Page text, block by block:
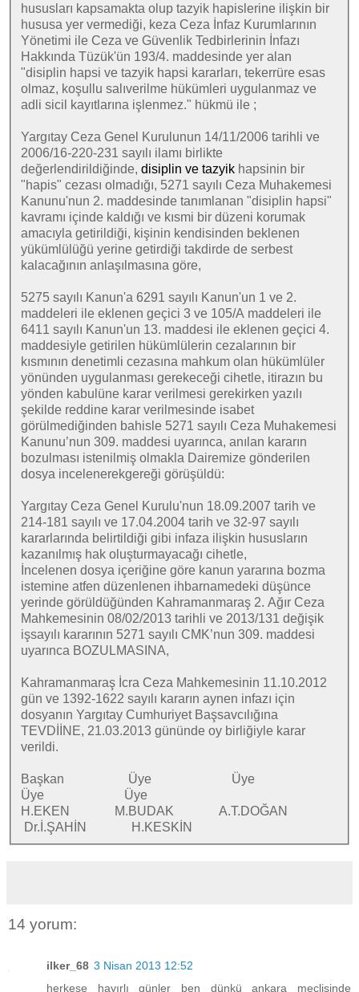
hususları kapsamakta olup tazyik hapislerine ilişkin bir
hususa yer vermediği, keza Ceza İnfaz Kurumlarının
Yönetimi ile Ceza ve Güvenlik Tedbirlerinin İnfazı
Hakkında Tüzük'ün 193/4. maddesinde yer alan
"disiplin hapsi ve tazyik hapsi kararları, tekerrüre esas
olmaz, koşullu salıverilme hükümleri uygulanmaz ve
adli sicil kayıtlarına işlenmez." hükmü ile ;
Yargıtay Ceza Genel Kurulunun 14/11/2006 tarihli ve
2006/16-220-231 sayılı ilamı birlikte
değerlendirildiğinde, disiplin ve tazyik hapsinin bir
"hapis" cezası olmadığı, 5271 sayılı Ceza Muhakemesi
Kanunu'nun 2. maddesinde tanımlanan "disiplin hapsi"
kavramı içinde kaldığı ve kısmi bir düzeni korumak
amacıyla getirildiği, kişinin kendisinden beklenen
yükümlülüğü yerine getirdiği takdirde de serbest
kalacağının anlaşılmasına göre,
5275 sayılı Kanun'a 6291 sayılı Kanun'un 1 ve 2.
maddeleri ile eklenen geçici 3 ve 105/A maddeleri ile
6411 sayılı Kanun'un 13. maddesi ile eklenen geçici 4.
maddesiyle getirilen hükümlülerin cezalarının bir
kısmının denetimli cezasına mahkum olan hükümlüler
yönünden uygulanması gerekeceği cihetle, itirazın bu
yönden kabulüne karar verilmesi gerekirken yazılı
şekilde reddine karar verilmesinde isabet
görülmediğinden bahisle 5271 sayılı Ceza Muhakemesi
Kanunu’nun 309. maddesi uyarınca, anılan kararın
bozulması istenilmiş olmakla Dairemize gönderilen
dosya incelenerekgereği görüşüldü:
Yargıtay Ceza Genel Kurulu'nun 18.09.2007 tarih ve
214-181 sayılı ve 17.04.2004 tarih ve 32-97 sayılı
kararlarında belirtildiği gibi infaza ilişkin hususların
kazanılmış hak oluşturmayacağı cihetle,
İncelenen dosya içeriğine göre kanun yararına bozma
istemine atfen düzenlenen ihbarnamedeki düşünce
yerinde görüldüğünden Kahramanmaraş 2. Ağır Ceza
Mahkemesinin 08/02/2013 tarihli ve 2013/131 değişik
işsayılı kararının 5271 sayılı CMK’nun 309. maddesi
uyarınca BOZULMASINA,
Kahramanmaraş İcra Ceza Mahkemesinin 11.10.2012
gün ve 1392-1622 sayılı kararın aynen infazı için
dosyanın Yargıtay Cumhuriyet Başsavcılığına
TEVDİİNE, 21.03.2013 gününde oy birliğiyle karar
verildi.
Başkan Üye Üye
Üye Üye
H.EKEN M.BUDAK A.T.DOĞAN
Dr.İ.ŞAHİN H.KESKİN
14 yorum:
ilker_68 3 Nisan 2013 12:52
herkese hayırlı günler ben dünkü ankara meclisinde